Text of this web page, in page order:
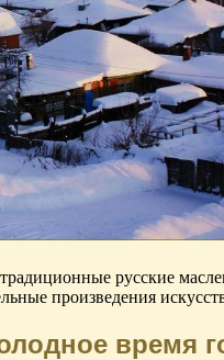
русские
произведения
время